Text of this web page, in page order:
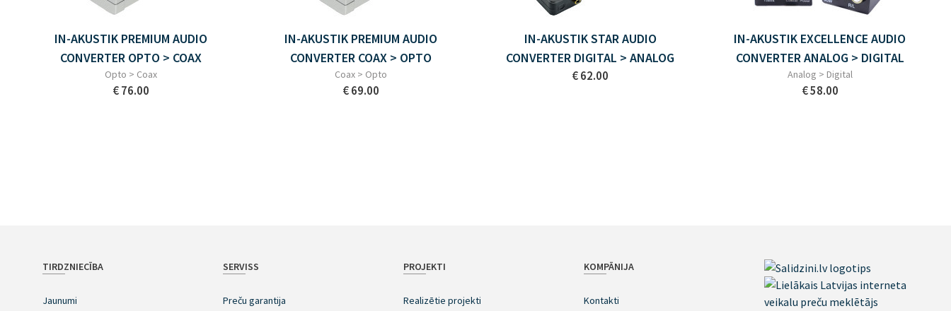
IN-AKUSTIK PREMIUM AUDIO
CONVERTER OPTO > COAX
Opto > Coax
€ 76.00
IN-AKUSTIK PREMIUM AUDIO
CONVERTER COAX > OPTO
Coax > Opto
€ 69.00
IN-AKUSTIK STAR AUDIO
CONVERTER DIGITAL > ANALOG
€ 62.00
IN-AKUSTIK EXCELLENCE AUDIO
CONVERTER ANALOG > DIGITAL
Analog > Digital
€ 58.00
TIRDZNIECĪBA
Jaunumi
SERVISS
Preču garantija
PROJEKTI
Realizētie projekti
KOMPĀNIJA
Kontakti